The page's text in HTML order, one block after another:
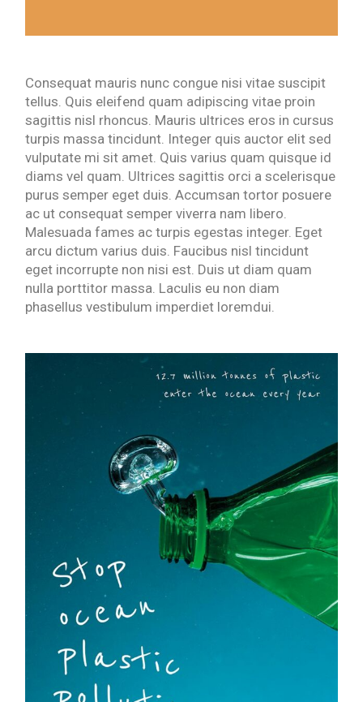
Consequat mauris nunc congue nisi vitae suscipit
tellus. Quis eleifend quam adipiscing vitae proin
sagittis nisl rhoncus. Mauris ultrices eros in cursus
turpis massa tincidunt. Integer quis auctor elit sed
vulputate mi sit amet. Quis varius quam quisque id
diams vel quam. Ultrices sagittis orci a scelerisque
purus semper eget duis. Accumsan tortor posuere
ac ut consequat semper viverra nam libero.
Malesuada fames ac turpis egestas integer. Eget
arcu dictum varius duis. Faucibus nisl tincidunt
eget incorrupte non nisi est. Duis ut diam quam
nulla porttitor massa. Laculis eu non diam
phasellus vestibulum imperdiet loremdui.